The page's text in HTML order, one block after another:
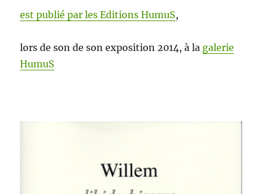
est pub­lié par les Edi­tions HumuS,
lors de son de son expo­si­tion 2014, à la galerie
HumuS